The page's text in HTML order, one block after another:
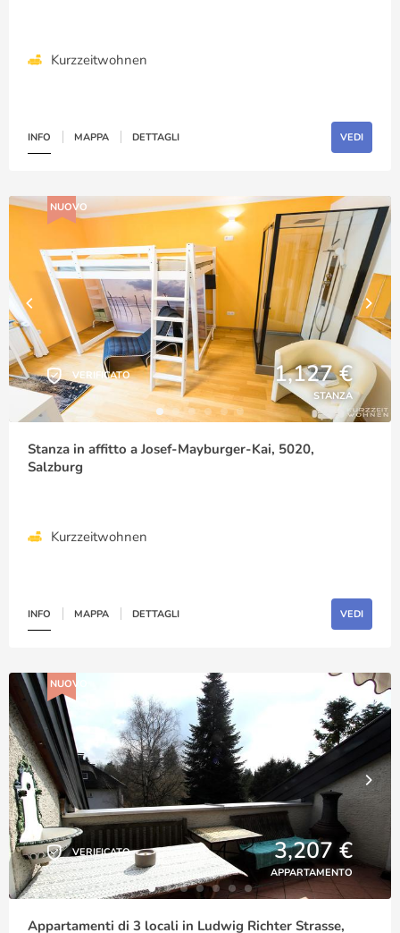
Kurzzeitwohnen
INFO MAPPA DETTAGLI VEDI
NUOVO
VERIFICATO 1,127 €
STANZA
Stanza in affitto a Josef-Mayburger-Kai, 5020,
Salzburg
Kurzzeitwohnen
INFO MAPPA DETTAGLI VEDI
NUOVO
VERIFICATO 3,207 €
APPARTAMENTO
Appartamenti di 3 locali in Ludwig Richter Strasse,